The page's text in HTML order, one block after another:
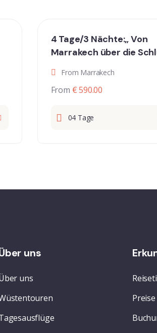
4 Tage/3 Nächte:„ Von
Marrakech über die
von Erg Chebbi nach Fes“
From Marrakech
From € 590.00
04 Tage
uns
uns
Preise